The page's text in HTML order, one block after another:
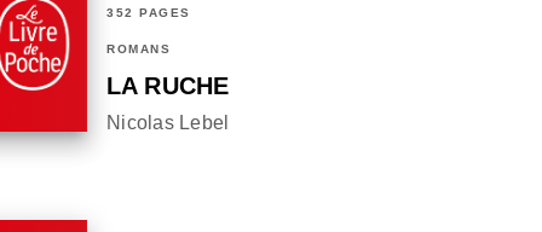
352 PAGES
ROMANS
LA RUCHE
Nicolas Lebel